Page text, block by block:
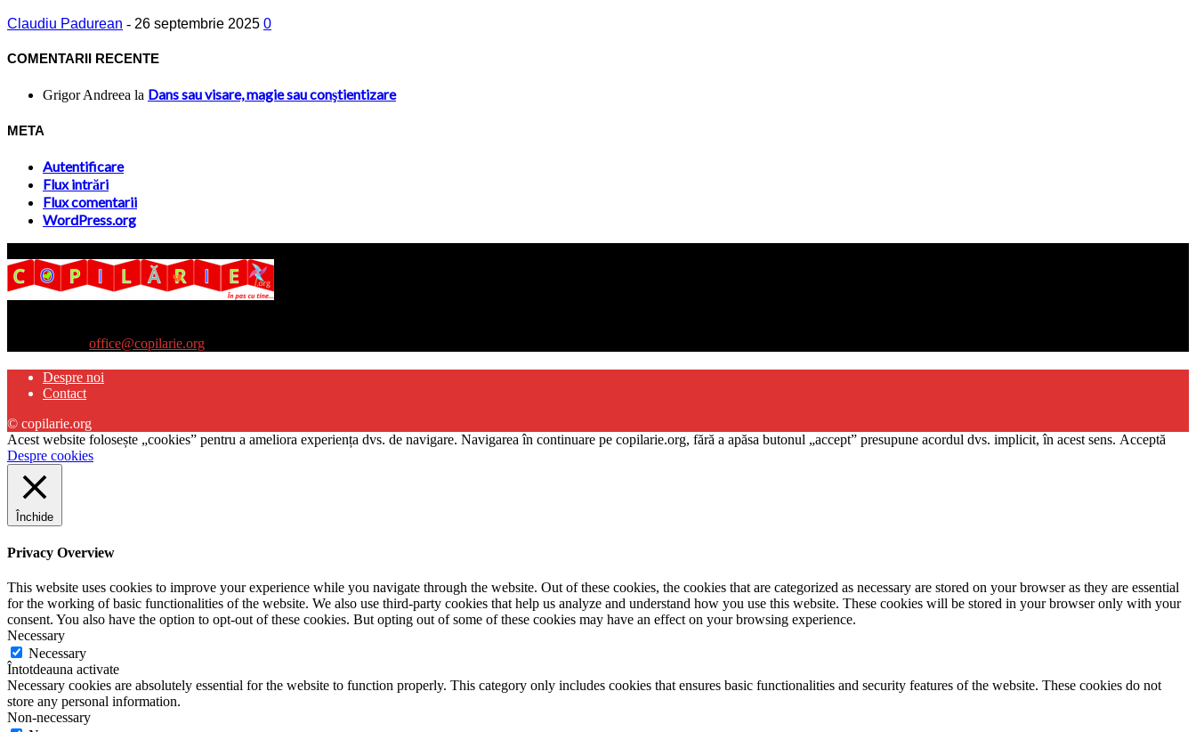
Claudiu Padurean - 26 septembrie 2025 0
COMENTARII RECENTE
Grigor Andreea la Dans sau visare, magie sau conştientizare
META
Autentificare
Flux intrări
Flux comentarii
WordPress.org
office@copilarie.org
Despre noi
Contact
© copilarie.org
Acest website folosește „cookies” pentru a ameliora experiența dvs. de navigare. Navigarea în continuare pe copilarie.org, fără a apăsa butonul „accept” presupune acordul dvs. implicit, în acest sens. Acceptă
Despre cookies
Închide
Privacy Overview
This website uses cookies to improve your experience while you navigate through the website. Out of these cookies, the cookies that are categorized as necessary are stored on your browser as they are essential
for the working of basic functionalities of the website. We also use third-party cookies that help us analyze and understand how you use this website. These cookies will be stored in your browser only with your
consent. You also have the option to opt-out of these cookies. But opting out of some of these cookies may have an effect on your browsing experience.
Necessary
Necessary
Întotdeauna activate
Necessary cookies are absolutely essential for the website to function properly. This category only includes cookies that ensures basic functionalities and security features of the website. These cookies do not
store any personal information.
Non-necessary